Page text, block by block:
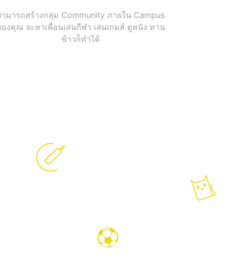
ามารถสร้างกลุ่ม Community ภายใน Campus
งคุณ จะหาเพื่อนเล่นกีฬา เล่นเกมส์ ดูหนัง ทาน
ข้าวก็ทำได้